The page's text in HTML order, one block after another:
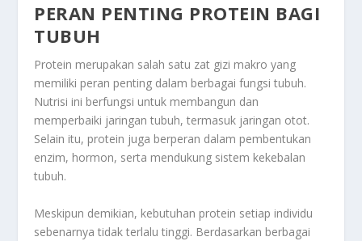
PERAN PENTING PROTEIN BAGI
TUBUH
Protein merupakan salah satu zat gizi makro yang
memiliki peran penting dalam berbagai fungsi tubuh.
Nutrisi ini berfungsi untuk membangun dan
memperbaiki jaringan tubuh, termasuk jaringan otot.
Selain itu, protein juga berperan dalam pembentukan
enzim, hormon, serta mendukung sistem kekebalan
tubuh.
Meskipun demikian, kebutuhan protein setiap individu
sebenarnya tidak terlalu tinggi. Berdasarkan berbagai